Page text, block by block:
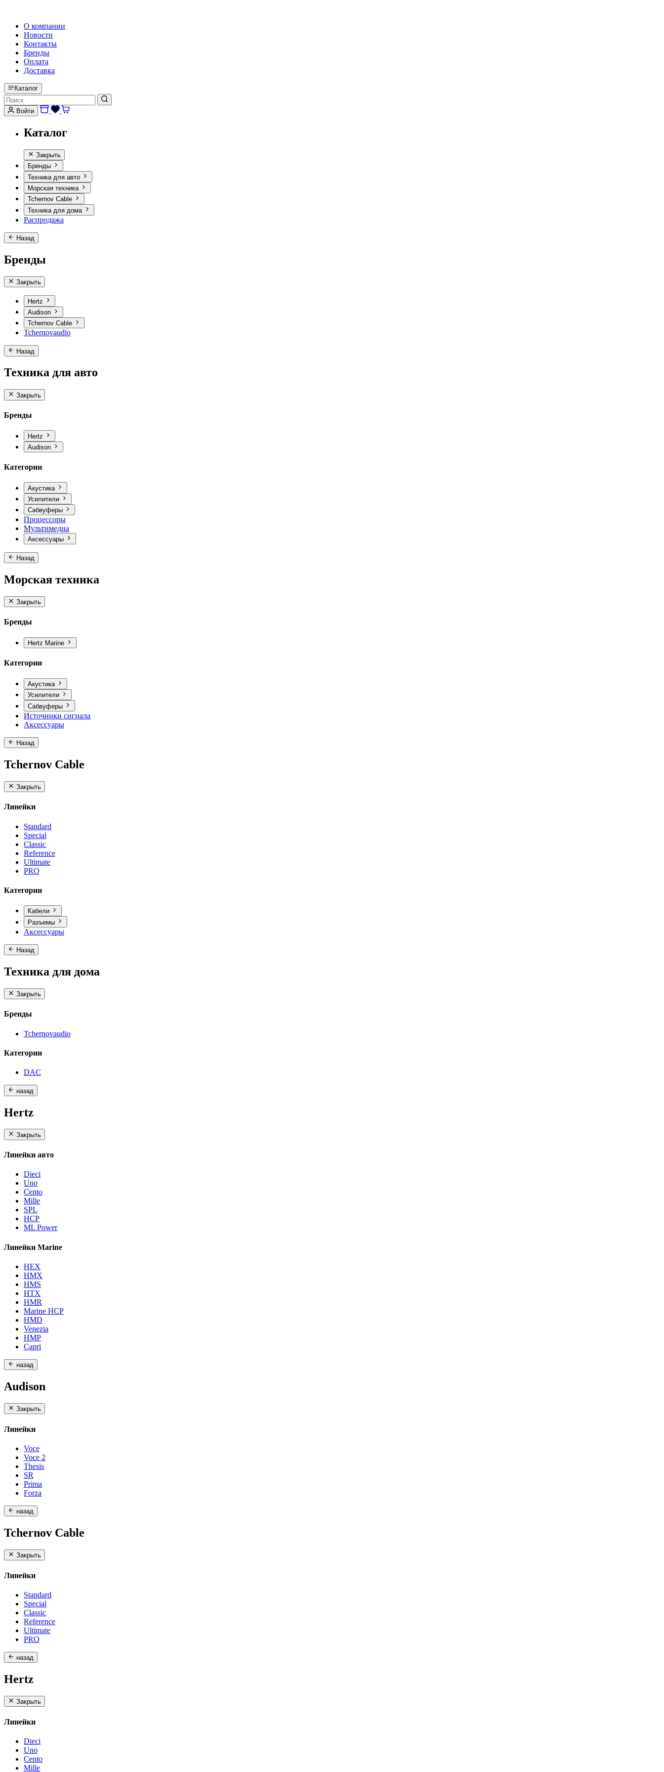
О компании
Новости
Контакты
Бренды
Оплата
Доставка
Каталог
Войти
Каталог
Закрыть
Бренды
Техника для авто
Морская техника
Tchernov Cable
Техника для дома
Распродажа
Назад
Бренды
Закрыть
Hertz
Audison
Tchernov Cable
Tchernovaudio
Назад
Техника для авто
Закрыть
Бренды
Hertz
Audison
Категории
Акустика
Усилители
Сабвуферы
Процессоры
Мультимедиа
Аксессуары
Назад
Морская техника
Закрыть
Бренды
Hertz Marine
Категории
Акустика
Усилители
Сабвуферы
Источники сигнала
Аксессуары
Назад
Tchernov Cable
Закрыть
Линейки
Standard
Special
Classic
Reference
Ultimate
PRO
Категории
Кабели
Разъемы
Аксессуары
Назад
Техника для дома
Закрыть
Бренды
Tchernovaudio
Категории
DAC
назад
Hertz
Закрыть
Линейки авто
Dieci
Uno
Cento
Mille
SPL
HCP
ML Power
Линейки Marine
HEX
HMX
HMS
HTX
HMR
Marine HCP
HMD
Venezia
HMP
Capri
назад
Audison
Закрыть
Линейки
Voce
Voce 2
Thesis
SR
Prima
Forza
назад
Tchernov Cable
Закрыть
Линейки
Standard
Special
Classic
Reference
Ultimate
PRO
назад
Hertz
Закрыть
Линейки
Dieci
Uno
Cento
Mille